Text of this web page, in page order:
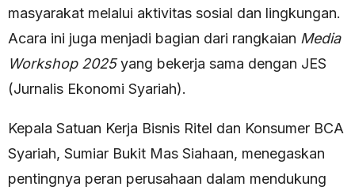
masyarakat melalui aktivitas sosial dan lingkungan.
Acara ini juga menjadi bagian dari rangkaian Media
Workshop 2025yang bekerja sama dengan JES
(Jurnalis Ekonomi Syariah).
Kepala Satuan Kerja Bisnis Ritel dan Konsumer BCA
Syariah, Sumiar Bukit Mas Siahaan, menegaskan
pentingnya peran perusahaan dalam mendukung